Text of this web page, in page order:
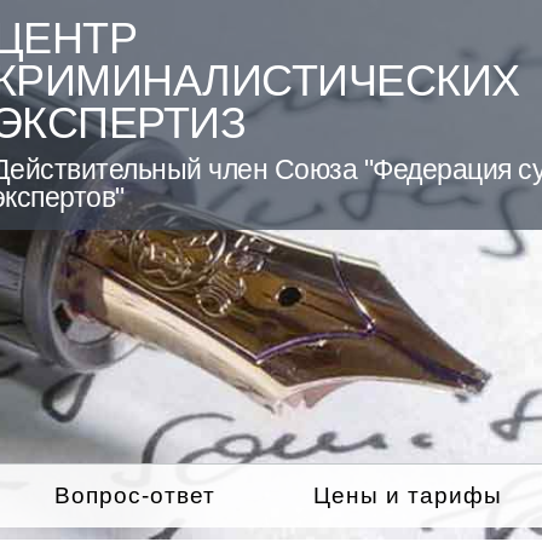
член Союза "Федерация
Вопрос-ответ Цены и тарифы